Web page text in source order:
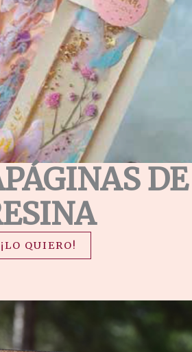
DE
¡LO QUIERO!